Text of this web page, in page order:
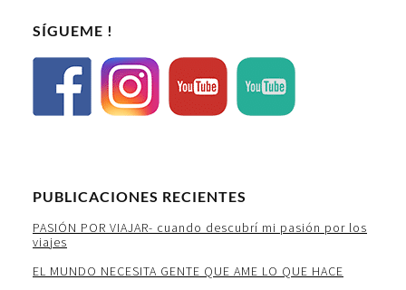
SÍGUEME !
PUBLICACIONES RECIENTES
PASIÓN POR VIAJAR- cuando descubrí mi pasión por los
viajes
EL MUNDO NECESITA GENTE QUE AME LO QUE HACE